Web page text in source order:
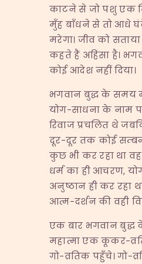
काटने से जो पशु एक
मुँह बाँधने से तो आधे
मरेगा। जीव को
कहते हैं अहिंसा है।
कोई आदेश नहीं दिया।
भगवान बुद्ध के समय
योग-साधना के नाम
रिवाज प्रचलित थे
दूर-दूर तक कोई
कुछ भी कर रहा था
धर्म का ही आचरण,
अनुष्ठान ही कर रहा
आत्म-दर्शन की वही
एक बार भगवान बुद्ध
महात्मा एक कूकर-
गो-व्रतिक पहुँचे। गो-